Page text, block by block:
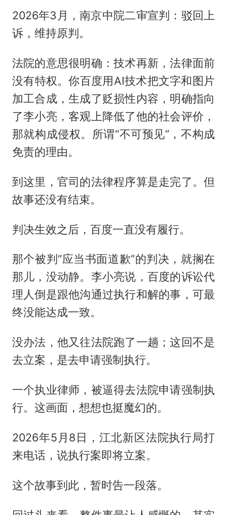
2026年3月，南京中院二审宣判：驳回上
诉，维持原判。
法院的意思很明确：技术再新，法律面前
没有特权。你百度用AI技术把文字和图片
加工合成，生成了贬损性内容，明确指向
了李小亮，客观上降低了他的社会评价，
那就构成侵权。所谓“不可预见”，不构成
免责的理由。
到这里，官司的法律程序算是走完了。但
故事还没有结束。
判决生效之后，百度一直没有履行。
那个被判“应当书面道歉”的判决，就搁在
那儿，没动静。李小亮说，百度的诉讼代
理人倒是跟他沟通过执行和解的事，可最
终没能达成一致。
没办法，他又往法院跑了一趟；这回不是
去立案，是去申请强制执行。
一个执业律师，被逼得去法院申请强制执
行。这画面，想想也挺魔幻的。
2026年5月8日，江北新区法院执行局打
来电话，说执行案即将立案。
这个故事到此，暂时告一段落。